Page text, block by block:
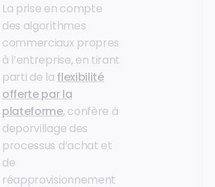
La prise en compte
des algorithmes
commerciaux propres
à l’entreprise, en tirant
parti de la flexibilité
offerte par la
plateforme, confère à
deporvillage des
processus d’achat et
de
réapprovisionnement